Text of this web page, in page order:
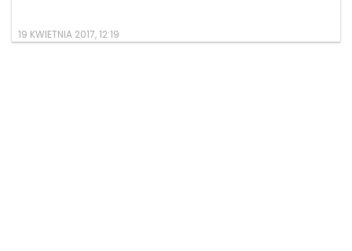
19 KWIETNIA 2017, 12:19